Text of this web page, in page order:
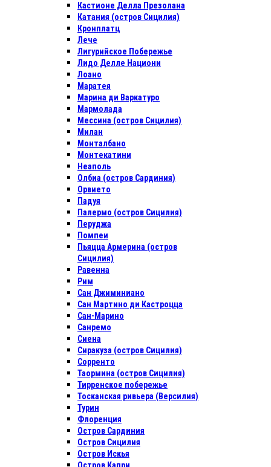
Кастионе Делла Презолана
Катания (остров Сицилия)
Кронплатц
Лече
Лигурийское Побережье
Лидо Делле Национи
Лоано
Маратея
Марина ди Варкатуро
Мармолада
Мессина (остров Сицилия)
Милан
Монталбано
Монтекатини
Неаполь
Олбиа (остров Сардиния)
Орвието
Падуя
Палермо (остров Сицилия)
Перуджа
Помпеи
Пьяцца Армерина (остров
Сицилия)
Равенна
Рим
Сан Джиминиано
Сан Мартино ди Кастроцца
Сан-Марино
Санремо
Сиена
Сиракуза (остров Сицилия)
Сорренто
Таормина (остров Сицилия)
Тирренское побережье
Тосканская ривьера (Версилия)
Турин
Флоренция
Остров Сардиния
Остров Сицилия
Остров Искья